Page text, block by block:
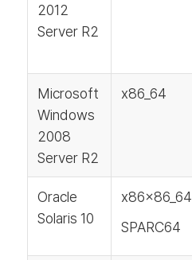
2012
Server R2
Microsoft
Windows
2008
Server R2
x86_64
Oracle
Solaris 10
x86x86_64
SPARC64